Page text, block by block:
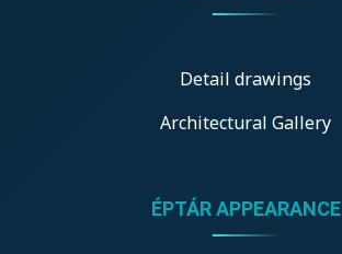
Detail drawings
Architectural Gallery
ÉPTÁR APPEARANCE